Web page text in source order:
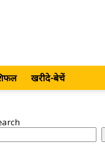
खरीदे-बेचें